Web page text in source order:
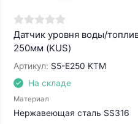
Датчик уровня воды/
250мм (KUS)
Артикул: S5-E250 KTM
На складе
Материал
Нержавеющая сталь SS316